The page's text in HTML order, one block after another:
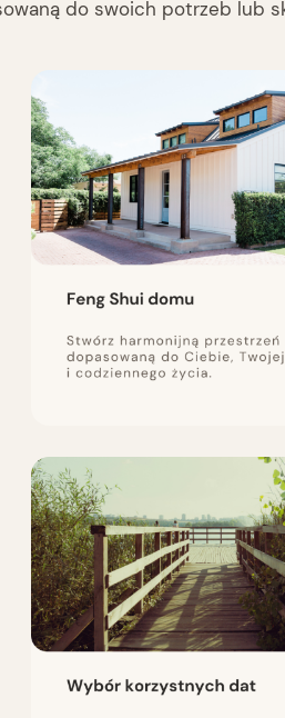
do swoich potrzeb lub